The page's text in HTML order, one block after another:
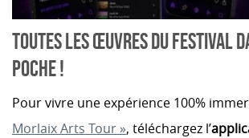
TOUTES LES ŒUVRES DU FESTIVAL
POCHE !
Pour vivre une expérience 100%
Morlaix Arts Tour », téléchargez l’